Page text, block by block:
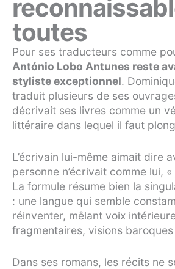
toutes
Pour ses traducteurs comme
António Lobo Antunes reste
styliste exceptionnel.
traduit plusieurs de ses
décrivait ses livres comme un
littéraire dans lequel il faut
L’écrivain lui-même aimait dire
personne n’écrivait comme lui, «
La formule résume bien la
: une langue qui semble
réinventer, mêlant voix
fragmentaires, visions baroques
Dans ses romans, les récits ne